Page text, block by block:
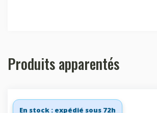
Produits apparentés
En stock : expédié sous 72h